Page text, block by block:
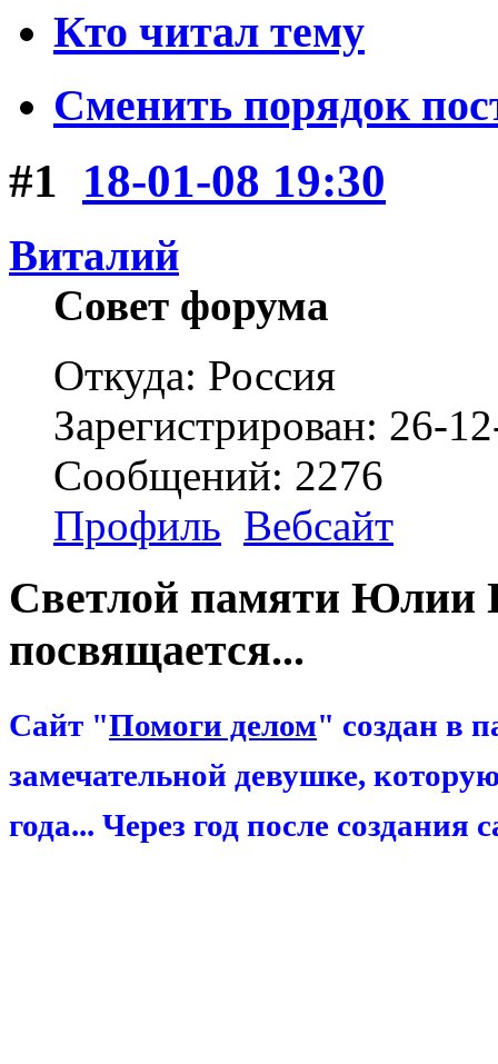
Кто читал тему
Сменить порядок
#1 18-01-08 19:30
Виталий
Совет форума
Откуда: Россия
Зарегистрирован: 26-
Сообщений: 2276
Профиль Вебсайт
Светлой памяти Юлии
посвящается...
Сайт "Помоги делом" создан в
замечательной девушке,
года... Через год после